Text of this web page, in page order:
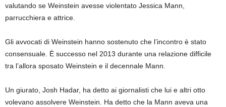
valutando se Weinstein avesse violentato Jessica Mann,
parrucchiera e attrice.
Gli avvocati di Weinstein hanno sostenuto che l’incontro è stato
consensuale. È successo nel 2013 durante una relazione difficile
tra l’allora sposato Weinstein e il decennale Mann.
Un giurato, Josh Hadar, ha detto ai giornalisti che lui e altri otto
volevano assolvere Weinstein. Ha detto che la Mann aveva una